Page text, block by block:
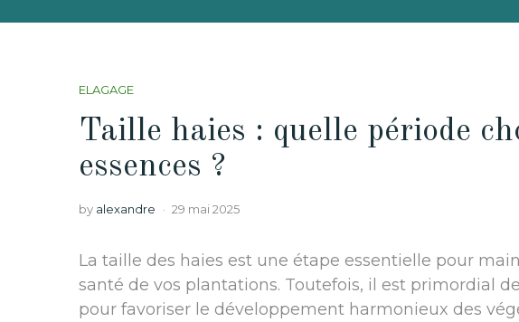
ELAGAGE
Taille haies : quelle période
essences ?
by alexandre 29 mai 2025
La taille des haies est une étape essentielle pour
santé de vos plantations. Toutefois, il est primordial
pour favoriser le développement harmonieux des